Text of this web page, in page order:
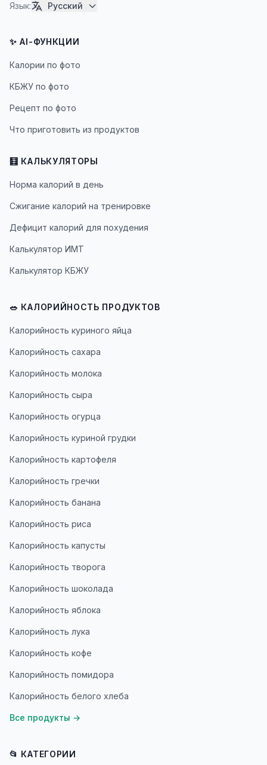
Язык: Русский
✨ AI-ФУНКЦИИ
Калории по фото
КБЖУ по фото
Рецепт по фото
Что приготовить из продуктов
🧮 КАЛЬКУЛЯТОРЫ
Норма калорий в день
Сжигание калорий на тренировке
Дефицит калорий для похудения
Калькулятор ИМТ
Калькулятор КБЖУ
🥗 КАЛОРИЙНОСТЬ ПРОДУКТОВ
Калорийность куриного яйца
Калорийность сахара
Калорийность молока
Калорийность сыра
Калорийность огурца
Калорийность куриной грудки
Калорийность картофеля
Калорийность гречки
Калорийность банана
Калорийность риса
Калорийность капусты
Калорийность творога
Калорийность шоколада
Калорийность яблока
Калорийность лука
Калорийность кофе
Калорийность помидора
Калорийность белого хлеба
Все продукты →
📂 КАТЕГОРИИ